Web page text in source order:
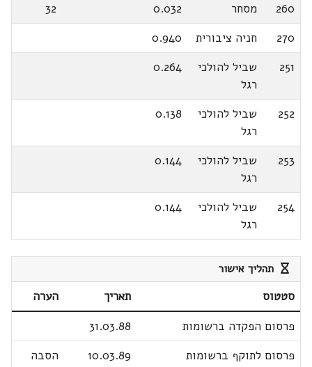
260
מסחר 0.032
32
270
חניה ציבורית
0.940
251
שביל להולכי
רגל
0.264
252
שביל להולכי
רגל
0.138
253
שביל להולכי
רגל
0.144
254
שביל להולכי
רגל
0.144
תהליך אישור
סטטוס תאריך
הערה
פרסום הפקדה ברשומות
31.03.88
פרסום לתוקף ברשומות
10.03.89 הסבה